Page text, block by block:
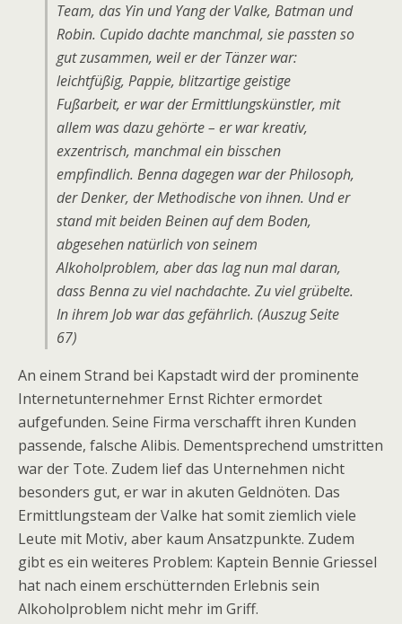
Team, das Yin und Yang der Valke, Batman und
Robin. Cupido dachte manchmal, sie passten so
gut zusammen, weil er der Tänzer war:
leichtfüßig, Pappie, blitzartige geistige
Fußarbeit, er war der Ermittlungskünstler, mit
allem was dazu gehörte – er war kreativ,
exzentrisch, manchmal ein bisschen
empfindlich. Benna dagegen war der Philosoph,
der Denker, der Methodische von ihnen. Und er
stand mit beiden Beinen auf dem Boden,
abgesehen natürlich von seinem
Alkoholproblem, aber das lag nun mal daran,
dass Benna zu viel nachdachte. Zu viel grübelte.
In ihrem Job war das gefährlich. (Auszug Seite
67)
An einem Strand bei Kapstadt wird der prominente
Internetunternehmer Ernst Richter ermordet
aufgefunden. Seine Firma verschafft ihren Kunden
passende, falsche Alibis. Dementsprechend umstritten
war der Tote. Zudem lief das Unternehmen nicht
besonders gut, er war in akuten Geldnöten. Das
Ermittlungsteam der Valke hat somit ziemlich viele
Leute mit Motiv, aber kaum Ansatzpunkte. Zudem
gibt es ein weiteres Problem: Kaptein Bennie Griessel
hat nach einem erschütternden Erlebnis sein
Alkoholproblem nicht mehr im Griff.